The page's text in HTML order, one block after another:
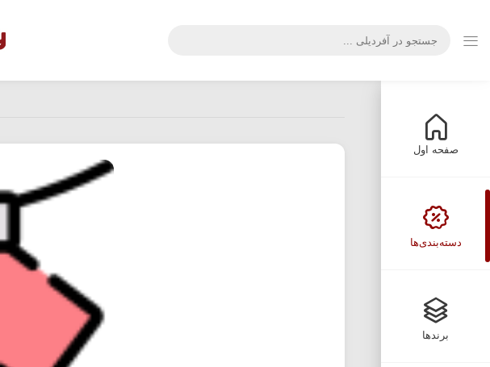
صفحه اول
دسته‌بندی‌ها
برندها